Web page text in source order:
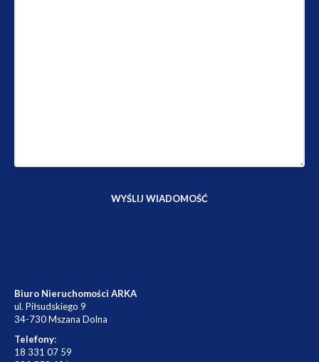
Biuro Nieruchomości ARKA
ul. Piłsudskiego 9
34-730 Mszana Dolna
Telefony:
18 331 07 59